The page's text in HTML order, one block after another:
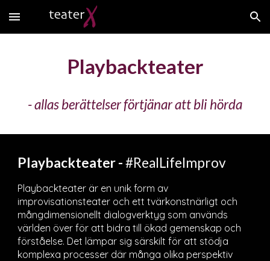
Skip to main content Skip to navigation
Playbackteater
- allas berättelser förtjänar att bli hörda
Playbackteater -#RealLifeImprov
Playbackteater är en unik form av
improvisationsteater och ett tvärkonstnärligt och
mångdimensionellt dialogverktyg som används
världen över för att bidra till ökad gemenskap och
förståelse. Det lämpar sig särskilt för att stödja
komplexa processer där många olika perspektiv